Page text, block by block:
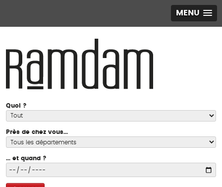
MENU
Quoi ?
Près de chez vous...
... et quand ?